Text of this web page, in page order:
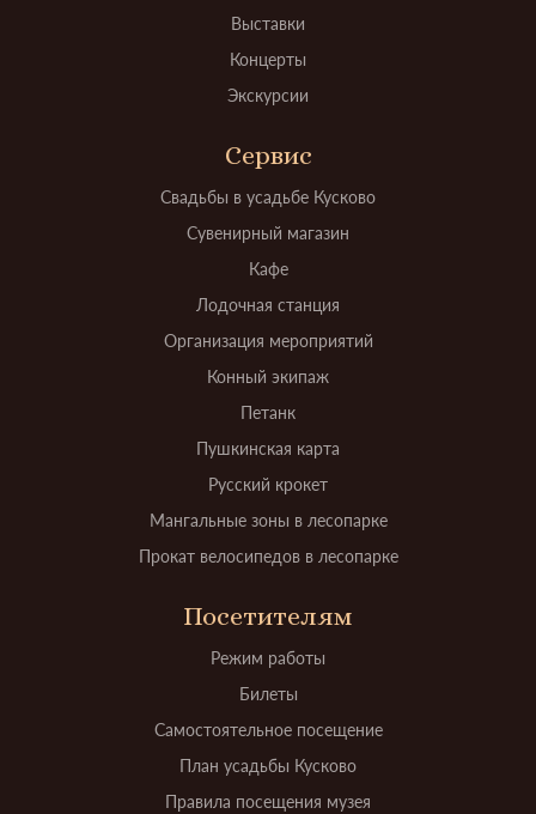
Выставки
Концерты
Экскурсии
Сервис
Свадьбы в усадьбе Кусково
Сувенирный магазин
Кафе
Лодочная станция
Организация мероприятий
Конный экипаж
Петанк
Пушкинская карта
Русский крокет
Мангальные зоны в лесопарке
Прокат велосипедов в лесопарке
Посетителям
Режим работы
Билеты
Самостоятельное посещение
План усадьбы Кусково
Правила посещения музея